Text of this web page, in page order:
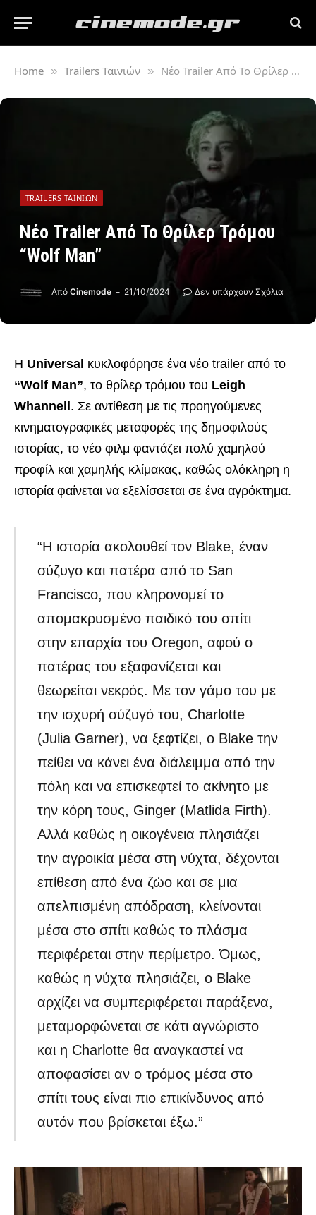
Home » Trailers Ταινιών » Νέο Trailer Από Το Θρίλερ Τρόμου “Wolf Man”
TRAILERS ΤΑΙΝΙΏΝ
Νέο Trailer Από Το Θρίλερ Τρόμου
“Wolf Man”
Από Cinemode 21/10/2024 Δεν υπάρχουν Σχόλια
Η Universal κυκλοφόρησε ένα νέο trailer από το
“Wolf Man”, το θρίλερ τρόμου του Leigh
Whannell . Σε αντίθεση με τις προηγούμενες
κινηματογραφικές μεταφορές της δημοφιλούς
ιστορίας, το νέο φιλμ φαντάζει πολύ χαμηλού
προφίλ και χαμηλής κλίμακας, καθώς ολόκληρη η
ιστορία φαίνεται να εξελίσσεται σε ένα αγρόκτημα.
“Η ιστορία ακολουθεί τον Blake, έναν
σύζυγο και πατέρα από το San
Francisco, που κληρονομεί το
απομακρυσμένο παιδικό του σπίτι
στην επαρχία του Oregon, αφού ο
πατέρας του εξαφανίζεται και
θεωρείται νεκρός. Με τον γάμο του με
την ισχυρή σύζυγό του, Charlotte
(Julia Garner), να ξεφτίζει, ο Blake την
πείθει να κάνει ένα διάλειμμα από την
πόλη και να επισκεφτεί το ακίνητο με
την κόρη τους, Ginger (Matlida Firth).
Αλλά καθώς η οικογένεια πλησιάζει
την αγροικία μέσα στη νύχτα, δέχονται
επίθεση από ένα ζώο και σε μια
απελπισμένη απόδραση, κλείνονται
μέσα στο σπίτι καθώς το πλάσμα
περιφέρεται στην περίμετρο. Όμως,
καθώς η νύχτα πλησιάζει, ο Blake
αρχίζει να συμπεριφέρεται παράξενα,
μεταμορφώνεται σε κάτι αγνώριστο
και η Charlotte θα αναγκαστεί να
αποφασίσει αν ο τρόμος μέσα στο
σπίτι τους είναι πιο επικίνδυνος από
αυτόν που βρίσκεται έξω.”